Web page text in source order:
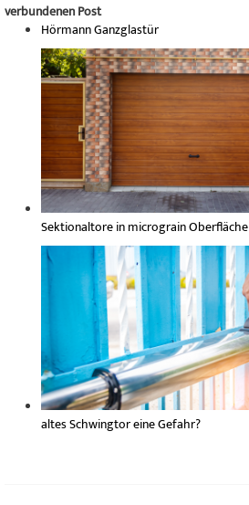
verbundenen Post
Hörmann Ganzglastür
Sektionaltore in micrograin Oberfläche
altes Schwingtor eine Gefahr?